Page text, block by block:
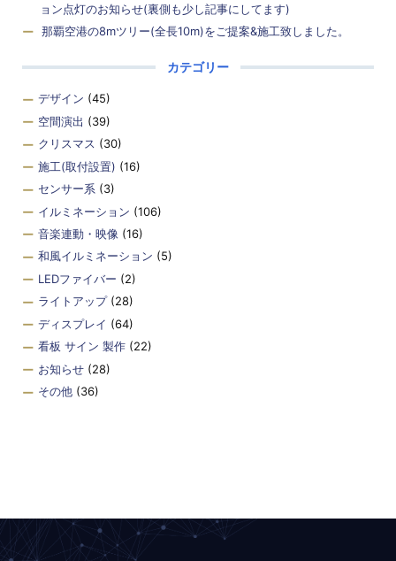
ョン点灯のお知らせ(裏側も少し記事にしてます)
那覇空港の8mツリー(全長10m)をご提案&施工致しました。
カテゴリー
デザイン (45)
空間演出 (39)
クリスマス (30)
施工(取付設置) (16)
センサー系 (3)
イルミネーション (106)
音楽連動・映像 (16)
和風イルミネーション (5)
LEDファイバー (2)
ライトアップ(28)
ディスプレイ (64)
看板 サイン 製作 (22)
お知らせ (28)
その他 (36)